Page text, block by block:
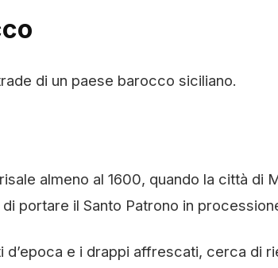
di un paese barocco siciliano.
almeno al 1600, quando la città di
portare il Santo Patrono in
e i drappi affrescati, cerca di